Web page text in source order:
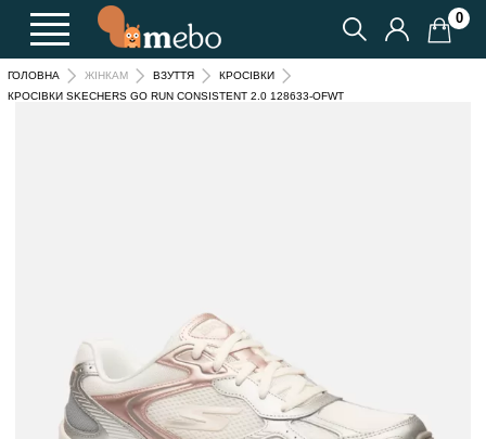
0
ГОЛОВНА ЖІНКАМ ВЗУТТЯ
КРОСІВКИ
КРОСІВКИ SKECHERS GO RUN CONSISTENT 2.0 128633-OFWT